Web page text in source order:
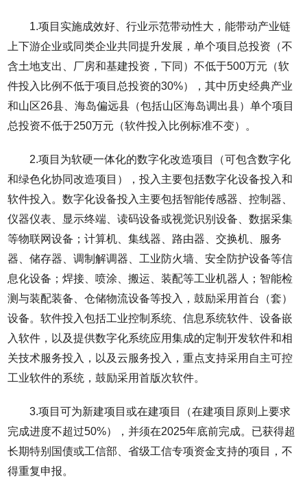
1.项目实施成效好、行业示范带动性大，能带动产业链
上下游企业或同类企业共同提升发展，单个项目总投资（不
含土地支出、厂房和基建投资，下同）不低于500万元（软
件投入比例不低于项目总投资的30%），其中历史经典产业
和山区26县、海岛偏远县（包括山区海岛调出县）单个项目
总投资不低于250万元（软件投入比例标准不变）。
2.项目为软硬一体化的数字化改造项目（可包含数字化
和绿色化协同改造项目），投入主要包括数字化设备投入和
软件投入。数字化设备投入主要包括智能传感器、控制器、
仪器仪表、显示终端、读码设备或视觉识别设备、数据采集
等物联网设备；计算机、集线器、路由器、交换机、服务
器、储存器、调制解调器、工业防火墙、安全防护设备等信
息化设备；焊接、喷涂、搬运、装配等工业机器人；智能检
测与装配装备、仓储物流设备等投入，鼓励采用首台（套）
设备。软件投入包括工业控制系统、信息系统软件、设备嵌
入软件，以及提供数字化系统应用集成的定制开发软件和相
关技术服务投入，以及云服务投入，重点支持采用自主可控
工业软件的系统，鼓励采用首版次软件。
3.项目可为新建项目或在建项目（在建项目原则上要求
完成进度不超过50%），并须在2025年底前完成。已获得超
长期特别国债或工信部、省级工信专项资金支持的项目，不
得重复申报。